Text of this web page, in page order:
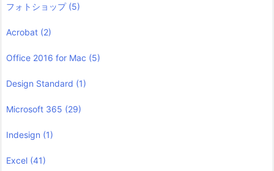
フォトショップ (5)
Acrobat (2)
Office 2016 for Mac (5)
Design Standard (1)
Microsoft 365 (29)
Indesign (1)
Excel (41)